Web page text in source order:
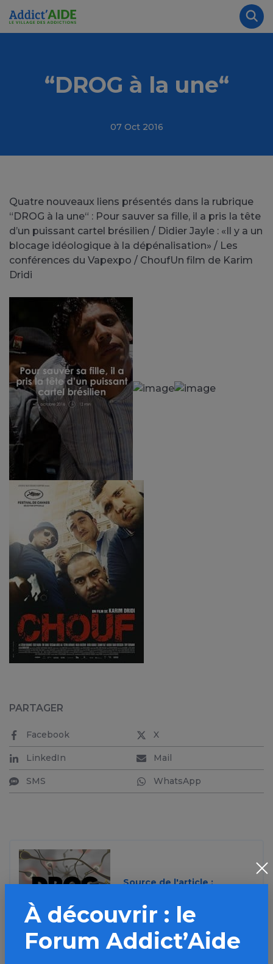
Aller au contenu principal
“DROG à la une“
07 Oct 2016
Quatre nouveaux liens présentés dans la rubrique
“DROG à la une“ : Pour sauver sa fille, il a pris la tête
d’un puissant cartel brésilien / Didier Jayle : «Il y a un
blocage idéologique à la dépénalisation» / Les
conférences du Vapexpo / ChoufUn film de Karim
Dridi
PARTAGER
Facebook X
LinkedIn Mail
SMS WhatsApp
Source de l'article :
» en savoir plus
À découvrir : le
Forum Addict’Aide
Panneau de gestion des cookies